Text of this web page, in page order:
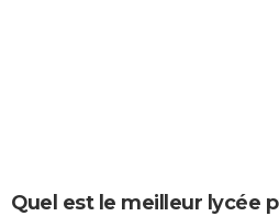
Quel est le meilleur lycée